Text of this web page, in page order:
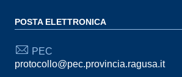
POSTA ELETTRONICA
PEC
protocollo@pec.provincia.ragusa.it